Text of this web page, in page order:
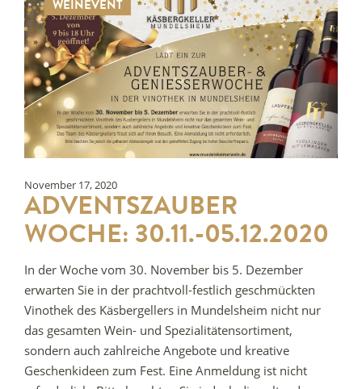
WEINEVENT
November 17, 2020
ADVENTSZAUBER
WOCHE: 30.11.-05.12.2020
In der Woche vom 30. November bis 5. Dezember
erwarten Sie in der prachtvoll-festlich geschmückten
Vinothek des Käsbergellers in Mundelsheim nicht nur
das gesamten Wein- und Spezialitätensortiment,
sondern auch zahlreiche Angebote und kreative
Geschenkideen zum Fest. Eine Anmeldung ist nicht